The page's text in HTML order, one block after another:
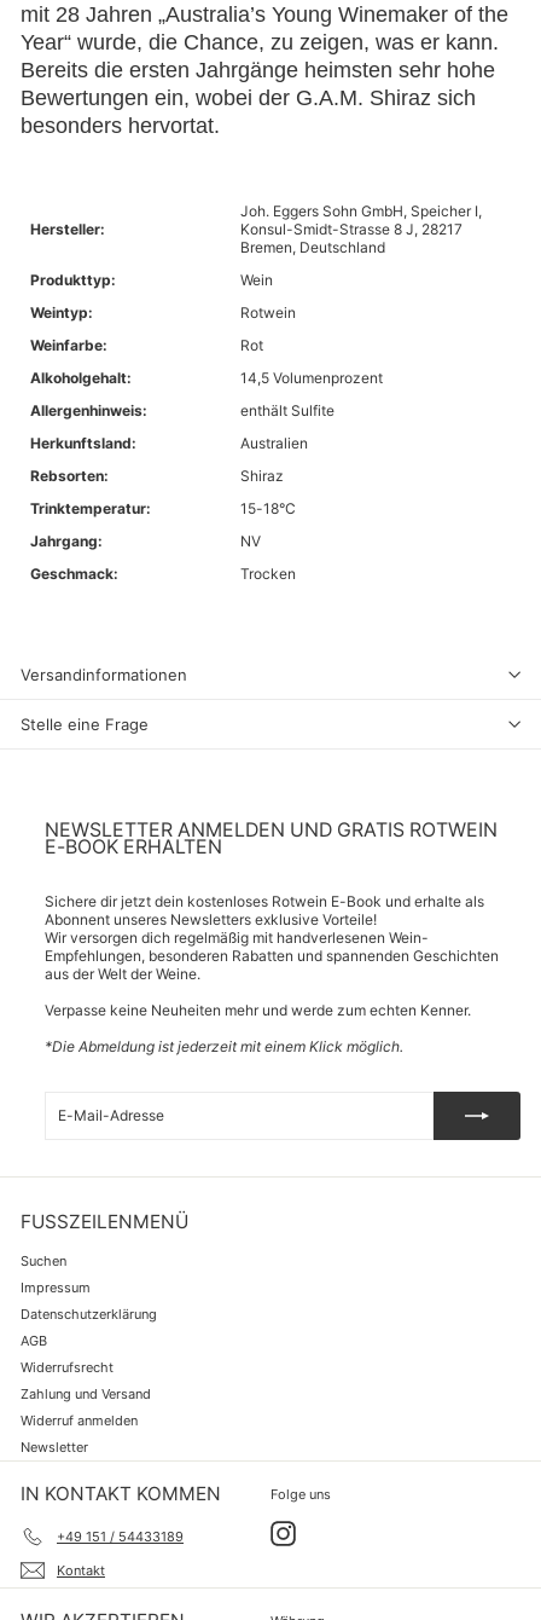
mit 28 Jahren „Australia’s Young Winemaker of the
Year“ wurde, die Chance, zu zeigen, was er kann.
Bereits die ersten Jahrgänge heimsten sehr hohe
Bewertungen ein, wobei der G.A.M. Shiraz sich
besonders hervortat.
Hersteller:
Joh. Eggers Sohn GmbH, Speicher I,
Konsul-Smidt-Strasse 8 J, 28217
Bremen, Deutschland
Produkttyp:
Wein
Weintyp:
Rotwein
Weinfarbe:
Rot
Alkoholgehalt:
14,5 Volumenprozent
Allergenhinweis:
enthält Sulfite
Herkunftsland:
Australien
Rebsorten:
Shiraz
Trinktemperatur:
15-18°C
Jahrgang:
NV
Geschmack:
Trocken
Versandinformationen
Stelle eine Frage
NEWSLETTER ANMELDEN UND GRATIS ROTWEIN
E-BOOK ERHALTEN
Sichere dir jetzt dein kostenloses Rotwein E-Book und erhalte als
Abonnent unseres Newsletters exklusive Vorteile!
Wir versorgen dich regelmäßig mit handverlesenen Wein-
Empfehlungen, besonderen Rabatten und spannenden Geschichten
aus der Welt der Weine.
Verpasse keine Neuheiten mehr und werde zum echten Kenner.
*Die Abmeldung ist jederzeit mit einem Klick möglich.
Mail-
FUSSZEILENMENÜ
Suchen
Impressum
Datenschutzerklärung
AGB
Widerrufsrecht
Zahlung und Versand
Widerruf anmelden
Newsletter
IN KONTAKT KOMMEN
+49 151 / 54433189
Kontakt
Folge uns
Instagram